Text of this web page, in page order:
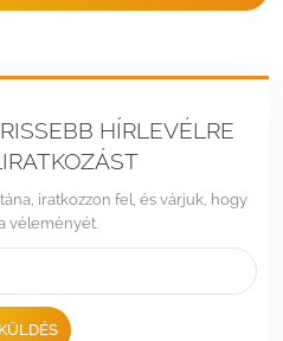
HÍRLEVÉLRE
iratkozzon fel, és várjuk, hogy
véleményét.